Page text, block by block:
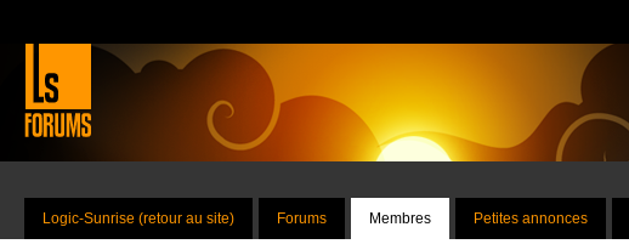
Logic-Sunrise (retour au site) Forums Membres Petites annonces